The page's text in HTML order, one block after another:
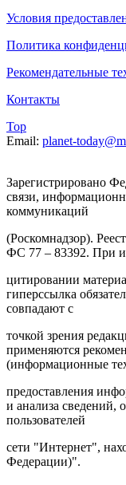
Условия
Политика
Рекомендательные
Контакты
Top
Email: planet-
Зарегистрировано
связи,
коммуникаций
(Роскомнадзор).
ФС 77 – 83392. При
цитировании
гиперссылка
совпадают с
точкой зрения
применяются
(информационные
предоставления
и анализа сведений,
пользователей
сети "Интернет",
Федерации)".